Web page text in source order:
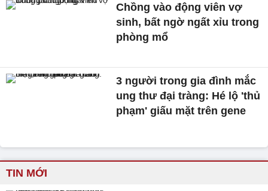
Chồng vào động viên vợ
sinh, bất ngờ ngất xỉu trong
phòng mổ
3 người trong gia đình mắc
ung thư đại tràng: Hé lộ 'thủ
phạm' giấu mặt trên gene
TIN MỚI